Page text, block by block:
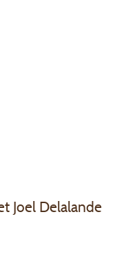
Joel Delalande